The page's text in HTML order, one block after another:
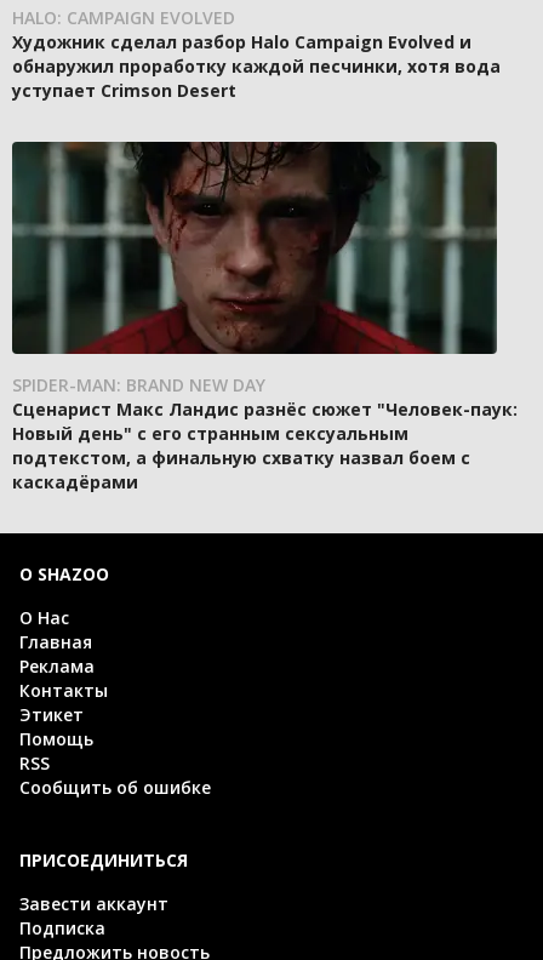
HALO: CAMPAIGN EVOLVED
Художник сделал разбор Halo Campaign Evolved и
обнаружил проработку каждой песчинки, хотя вода
уступает Crimson Desert
SPIDER-MAN: BRAND NEW DAY
Сценарист Макс Ландис разнёс сюжет "Человек-паук:
Новый день" с его странным сексуальным
подтекстом, а финальную схватку назвал боем с
каскадёрами
О SHAZOO
О Нас
Главная
Реклама
Контакты
Этикет
Помощь
RSS
Сообщить об ошибке
ПРИСОЕДИНИТЬСЯ
Завести аккаунт
Подписка
Предложить новость